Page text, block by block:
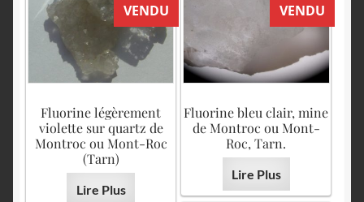
VENDU
Fluorine légèrement
violette sur quartz de
Montroc ou Mont-Roc
(Tarn)
Lire Plus
VENDU
Fluorine bleu clair, mine
de Montroc ou Mont-
Roc, Tarn.
Lire Plus